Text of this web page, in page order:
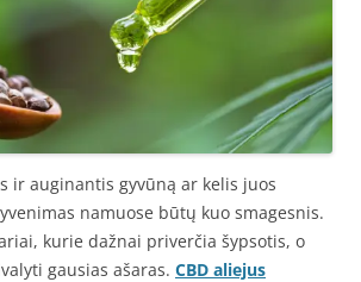
ir auginantis gyvūną ar kelis juos
namuose būtų kuo smagesnis.
kurie dažnai priverčia šypsotis, o
gausias ašaras. CBD aliejus